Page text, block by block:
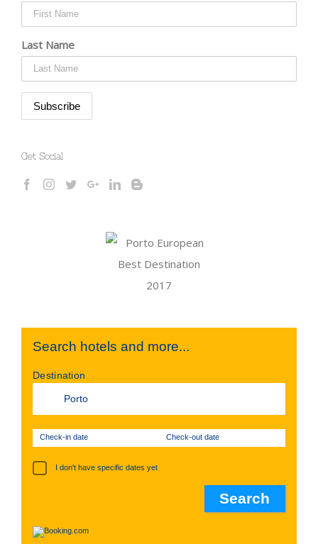
Last Name
Get Social
Search hotels and more...
Destination
Check-in date Check-out date
I don't have specific dates yet